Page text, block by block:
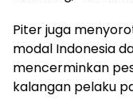
Piter juga
modal Indonesia
mencerminkan
kalangan pelaku